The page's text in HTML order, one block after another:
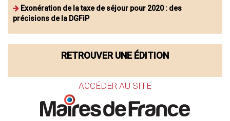
Exonération de la taxe de séjour pour 2020 : des
précisions de la DGFiP
RETROUVER UNE ÉDITION
ACCÉDER AU SITE